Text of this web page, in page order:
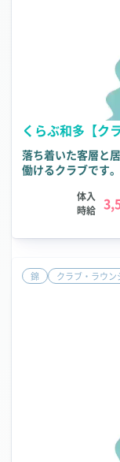
くらぶ和多【ク
落ち着いた客層と
働けるクラブです。
体入
時給
錦 クラブ・ラウン